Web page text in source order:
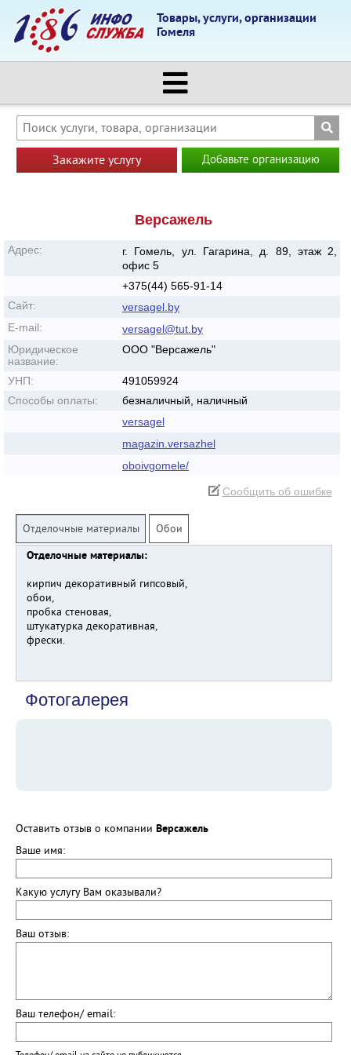
Товары, услуги, организации
Гомеля
Закажите услугу Добавьте организацию
Версажель
Адрес:
г. Гомель, ул. Гагарина, д. 89, этаж 2,
офис 5
+375(44) 565-91-14
Сайт:
versagel.by
E-mail:
versagel@tut.by
Юридическое
название:
ООО "Версажель"
УНП:
491059924
Способы оплаты:
безналичный, наличный
versagel
magazin.versazhel
oboivgomele/
Сообщить об ошибке
Отделочные материалы
Обои
Отделочные материалы:
кирпич декоративный гипсовый,
обои,
пробка стеновая,
штукатурка декоративная,
фрески.
Фотогалерея
Оставить отзыв о компании Версажель
Ваше имя:
Какую услугу Вам оказывали?
Ваш отзыв:
Ваш телефон/ email: